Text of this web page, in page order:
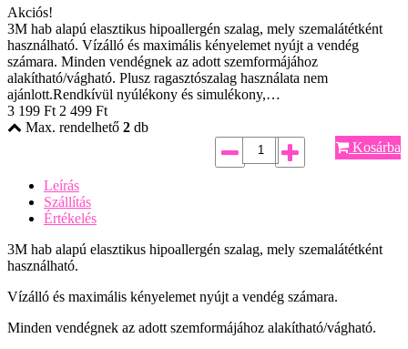
Akciós!
3M hab alapú elasztikus hipoallergén szalag, mely szemalátétként
használható. Vízálló és maximális kényelemet nyújt a vendég
számara. Minden vendégnek az adott szemformájához
alakítható/vágható. Plusz ragasztószalag használata nem
ajánlott.Rendkívül nyúlékony és simulékony,…
3 199 Ft 2 499 Ft
Max. rendelhető 2 db
Kosárba
Leírás
Szállítás
Értékelés
3M hab alapú elasztikus hipoallergén szalag, mely szemalátétként
használható.
Vízálló és maximális kényelemet nyújt a vendég számara.
Minden vendégnek az adott szemformájához alakítható/vágható.